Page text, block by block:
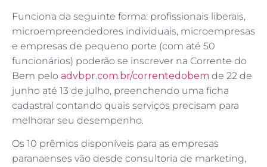
Funciona da seguinte forma: profissionais liberais,
microempreendedores individuais, microempresas
e empresas de pequeno porte (com até 50
funcionários) poderão se inscrever na Corrente do
Bem pelo advbpr.com.br/correntedobem de 22 de
junho até 13 de julho, preenchendo uma ficha
cadastral contando quais serviços precisam para
melhorar seu desempenho.
Os 10 prêmios disponíveis para as empresas
paranaenses vão desde consultoria de marketing,